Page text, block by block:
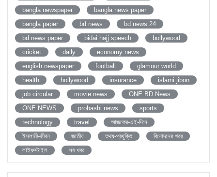
bangla newspaper
bangla news paper
bangla paper
bd news
bd news 24
bd news paper
bidai hajj speech
bollywood
cricket
daily
economy news
english newspaper
football
glamour world
health
hollywood insurance
islami jibon
job circular
movie news
ONE BD News
ONE NEWS
probashi news
sports
technology
travel
আজকের-এই-দিনে
ইসলামী-জীবন
জাতীয় তথ্য-প্রযুক্তি
বিনোদনের খবর
লাইফস্টাইল
সব খবর